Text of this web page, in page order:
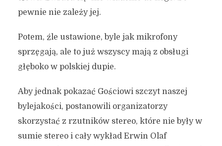
pewnie nie zależy jej.
Potem, źle ustawione, byle jak mikrofony
sprzęgają, ale to już wszyscy mają z obsługi
głęboko w polskiej dupie.
Aby jednak pokazać Gościowi szczyt naszej
bylejakości, postanowili organizatorzy
skorzystać z rzutników stereo, które nie były w
sumie stereo i cały wykład Erwin Olaf